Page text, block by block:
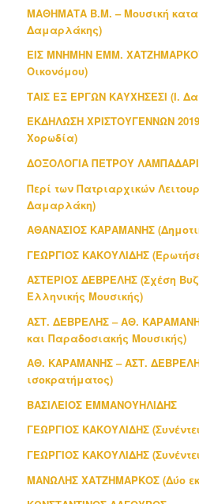
ΜΑΘΗΜΑΤΑ Β.Μ. – Μουσική
Δαμαρλάκης)
ΕΙΣ ΜΝΗΜΗΝ ΕΜΜ.
Οικονόμου)
ΤΑΙΣ ΕΞ ΕΡΓΩΝ ΚΑΥΧΗΣΕΣΙ (Ι.
ΕΚΔΗΛΩΣΗ ΧΡΙΣΤΟΥΓΕΝΝΩΝ
Χορωδία)
ΔΟΞΟΛΟΓΙΑ ΠΕΤΡΟΥ
Περί των Πατριαρχικών
Δαμαρλάκη)
ΑΘΑΝΑΣΙΟΣ ΚΑΡΑΜΑΝΗΣ
ΓΕΩΡΓΙΟΣ ΚΑΚΟΥΛΙΔΗΣ
ΑΣΤΕΡΙΟΣ ΔΕΒΡΕΛΗΣ (Σχέση
Ελληνικής Μουσικής)
ΑΣΤ. ΔΕΒΡΕΛΗΣ – ΑΘ.
και Παραδοσιακής Μουσικής)
ΑΘ. ΚΑΡΑΜΑΝΗΣ – ΑΣΤ.
ισοκρατήματος)
ΒΑΣΙΛΕΙΟΣ ΕΜΜΑΝΟΥΗΛΙΔΗΣ
ΓΕΩΡΓΙΟΣ ΚΑΚΟΥΛΙΔΗΣ
ΓΕΩΡΓΙΟΣ ΚΑΚΟΥΛΙΔΗΣ
ΜΑΝΩΛΗΣ ΧΑΤΖΗΜΑΡΚΟΣ (Δύο